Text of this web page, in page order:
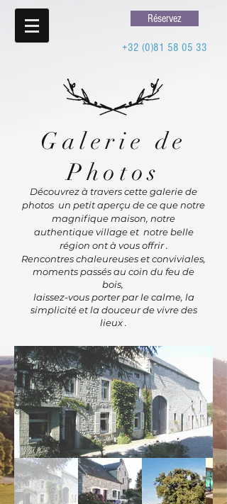
Réservez
+32 (0)81 58 05 33
Galerie de
Photos
Découvrez à travers cette galerie de
photos un petit aperçu de ce que notre
magnifique maison, notre
authentique village et notre belle
région ont à vous offrir .
Rencontres chaleureuses et conviviales,
moments passés au coin du feu de
bois,
laissez-vous porter par le calme, la
simplicité et la douceur de vivre des
lieux .